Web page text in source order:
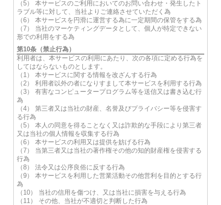
（5） 本サービスのご利用においてのお問い合わせ・発生したト
ラブル等に対して、当社よりご連絡させていただく為
（6） 本サービスを円滑に運営する為に一定期間の保管をする為
（7） 当社のマーケティングデータとして、個人が特定できない
形での利用をする為
第10条（禁止行為）
利用者は、本サービスの利用にあたり、次の各項に定める行為を
してはならないものとします。
（1） 本サービスに関する情報を改ざんする行為
（2） 利用者以外の者になりすまして本サービスを利用する行為
（3） 有害なコンピュータープログラム等を送信又は書き込む行
為
（4） 第三者又は当社の財産、名誉及びプライバシー等を侵害す
る行為
（5） 本人の同意を得ることなく又は詐欺的な手段により第三者
又は当社の個人情報を収集する行為
（6） 本サービスの利用又は提供を妨げる行為
（7） 当第三者又は当社の著作権その他の知的財産権を侵害する
行為
（8） 法令又は公序良俗に反する行為
（9） 本サービスを利用した営業活動その他営利を目的とする行
為
（10） 当社の信用を傷つけ、又は当社に損害を与える行為
（11） その他、当社が不適切と判断した行為